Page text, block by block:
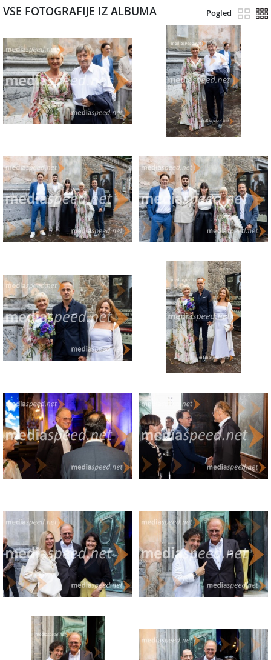
VSE FOTOGRAFIJE IZ ALBUMA Pogled